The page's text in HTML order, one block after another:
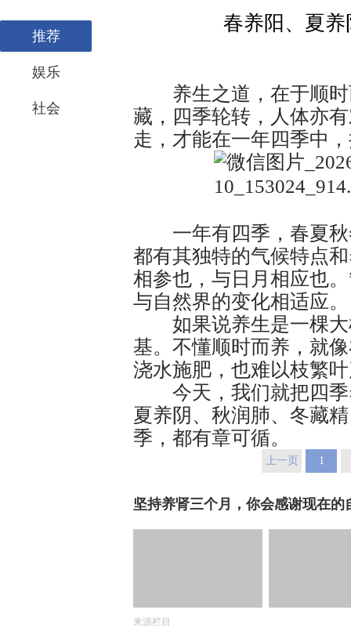
推荐
娱乐
社会
春养阳、夏
养生之道，在于顺时
藏，四季轮转，人体亦
走，才能在一年四季中
一年有四季，春夏秋
都有其独特的气候特点
相参也，与日月相应也
与自然界的变化相适应。
如果说养生是一棵大
基。不懂顺时而养，就
浇水施肥，也难以枝繁
今天，我们就把四季
夏养阴、秋润肺、冬藏
季，都有章可循。
上一页 1
坚持养肾三个月，你会感谢现在的
来源栏目